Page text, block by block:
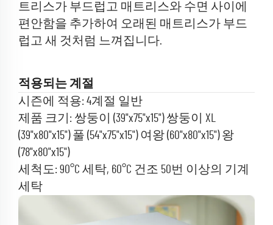
트리스가 부드럽고 매트리스와 수면 사이에
편안함을 추가하여 오래된 매트리스가 부드
럽고 새 것처럼 느껴집니다.
적용되는 계절
시즌에 적용: 4계절 일반
제품 크기: 쌍둥이 (39"x75"x15") 쌍둥이 XL
(39"x80"x15") 풀 (54"x75"x15") 여왕 (60"x80"x15") 왕
(78"x80"x15")
세척도: 90°C 세탁, 60°C 건조 50번 이상의 기계
세탁